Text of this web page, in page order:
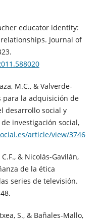
educator identity:
Journal of
M.C., & Valverde-
para la adquisición de
desarrollo social y
investigación social,
article/view/3746
& Nicolás-Gavilán,
de la ética
series de televisión.
S., & Bañales-Mallo,